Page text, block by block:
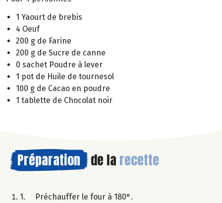
1 Yaourt de brebis
4 Oeuf
200 g de Farine
200 g de Sucre de canne
0 sachet Poudre à lever
1 pot de Huile de tournesol
100 g de Cacao en poudre
1 tablette de Chocolat noir
Préparation de la recette
1. Préchauffer le four à 180°.